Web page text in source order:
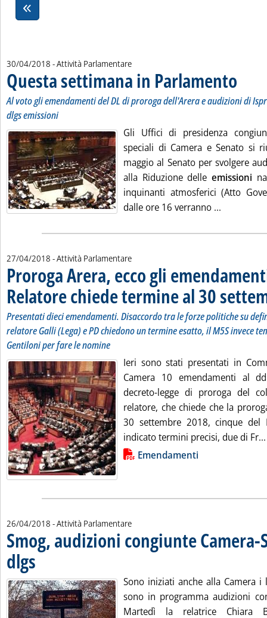
30/04/2018 - Attività Parlamentare
Questa settimana in Parlamento
Al voto gli emendamenti del DL di proroga dell'Arera e audizioni di
dlgs emissioni
Gli Uffici di presidenza
speciali di Camera e Senato si
maggio al Senato per svolgere
alla Riduzione delle emissioni
inquinanti atmosferici (Atto
dalle ore 16 verranno ...
27/04/2018 - Attività Parlamentare
Proroga Arera, ecco gli
Relatore chiede termine al 30
Presentati dieci emendamenti. Disaccordo tra le forze politiche su
relatore Galli (Lega) e PD chiedono un termine esatto, il M5S invece
Gentiloni per fare le nomine
Ieri sono stati presentati in
Camera 10 emendamenti al
decreto-legge di proroga del
relatore, che chiede che la
30 settembre 2018, cinque del
indicato termini precisi, due di Fr...
Lista allegati PDF alla notizia
Emendamenti
26/04/2018 - Attività Parlamentare
Smog, audizioni congiunte Camera-
dlgs . Pubblicata giovedì 26 aprile 2018 alle 13.3.
Sono iniziati anche alla Camera
sono in programma audizioni
Martedì la relatrice Chiara